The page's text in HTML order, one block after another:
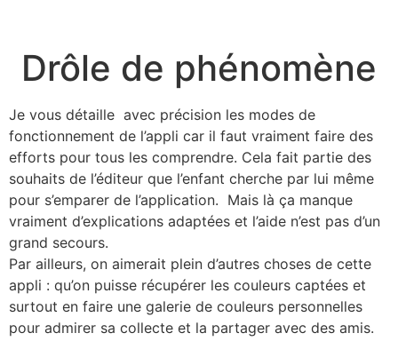
Drôle de phénomène
Je vous détaille avec précision les modes de
fonctionnement de l’appli car il faut vraiment faire des
efforts pour tous les comprendre. Cela fait partie des
souhaits de l’éditeur que l’enfant cherche par lui même
pour s’emparer de l’application. Mais là ça manque
vraiment d’explications adaptées et l’aide n’est pas d’un
grand secours.
Par ailleurs, on aimerait plein d’autres choses de cette
appli : qu’on puisse récupérer les couleurs captées et
surtout en faire une galerie de couleurs personnelles
pour admirer sa collecte et la partager avec des amis.